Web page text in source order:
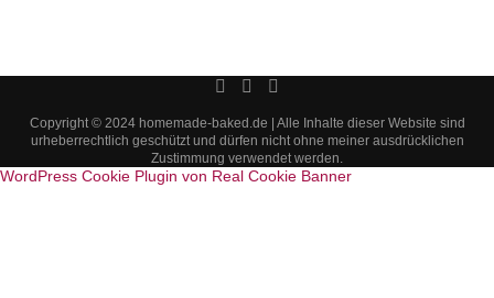
Copyright © 2024 homemade-baked.de | Alle Inhalte dieser Website sind
urheberrechtlich geschützt und dürfen nicht ohne meiner ausdrücklichen
Zustimmung verwendet werden.
WordPress Cookie Plugin von Real Cookie Banner